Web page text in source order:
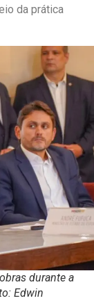
da prática
durante a
Edwin